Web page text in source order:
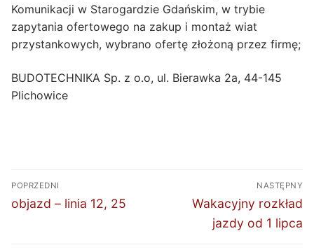
Komunikacji w Starogardzie Gdańskim, w trybie
zapytania ofertowego na zakup i montaż wiat
przystankowych, wybrano ofertę złożoną przez firmę;
BUDOTECHNIKA Sp. z o.o, ul. Bierawka 2a, 44-145
Plichowice
Nawigacja
wpisu
POPRZEDNI
Poprzedni
objazd – linia 12, 25
NASTĘPNY
Następny
wpis:
Wakacyjny rozkład
jazdy od 1 lipca